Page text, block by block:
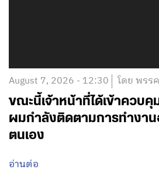
August 7, 2026 - 12:30 โดย พรร
ขณะนี้เจ้าหน้าที่ได้เข้าควบ
ผมกำลังติดตามการทำงาน
ตนเอง
อ่านต่อ